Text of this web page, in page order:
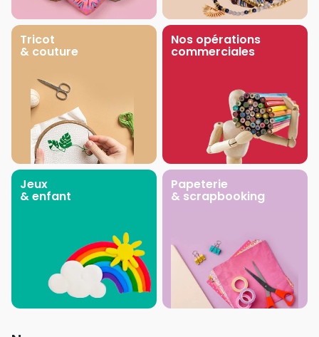
Tricot
& couture
Nos opérations
commerciales
Jeux
& enfant
Papeterie
& scrapbooking